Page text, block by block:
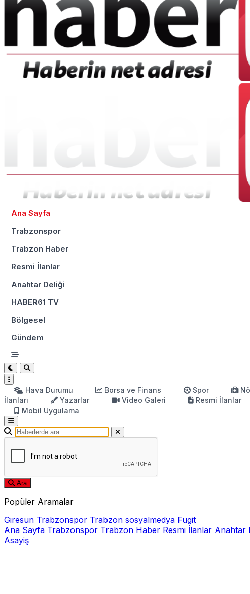
Ana Sayfa
Trabzonspor
Trabzon Haber
Resmi İlanlar
Anahtar Deliği
HABER61 TV
Bölgesel
Gündem
Hava Durumu Borsa ve Finans Spor
İlanları
Yazarlar Video Galeri Resmi İlanlar
Mobil Uygulama
Ara
Popüler Aramalar
Giresun Trabzonspor Trabzon sosyalmedya Fugit
Ana Sayfa Trabzonspor Trabzon Haber Resmi İlanlar Anahtar
Asayiş